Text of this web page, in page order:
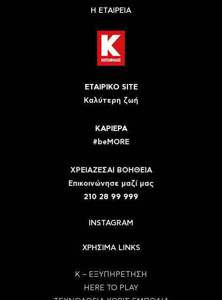
Η ΕΤΑΙΡΕΙΑ
ΕΤΑΙΡΙΚΟ SITE
Καλύτερη ζωή
ΚΑΡΙΕΡΑ
#beMORE
ΧΡΕΙΑΖΕΣΑΙ ΒΟΗΘΕΙΑ
Eπικοινώνησε μαζί μας
210 28 99 999
INSTAGRAM
ΧΡΗΣΙΜΑ LINKS
Κ – ΕΞΥΠΗΡΕΤΗΣΗ
HERE TO PLAY